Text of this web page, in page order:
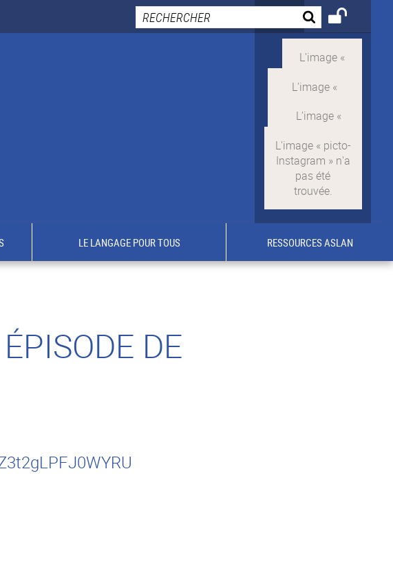
LE LANGAGE POUR TOUS RESSOURCES ASLAN
DE